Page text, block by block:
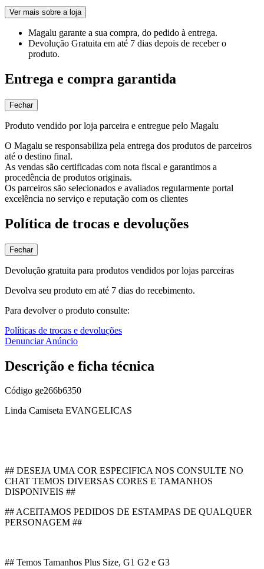
Ver mais sobre a loja
Magalu garante a sua compra, do pedido à entrega.
Devolução Gratuita em até 7 dias depois de receber o
produto.
Entrega e compra garantida
Fechar
Produto vendido por loja parceira e entregue pelo Magalu
O Magalu se responsabiliza pela entrega dos produtos de parceiros
até o destino final.
As vendas são certificadas com nota fiscal e garantimos a
procedência de produtos originais.
Os parceiros são selecionados e avaliados regularmente portal
excelência no serviço e reputação com os clientes
Política de trocas e devoluções
Fechar
Devolução gratuita para produtos vendidos por lojas parceiras
Devolva seu produto em até 7 dias do recebimento.
Para devolver o produto consulte:
Políticas de trocas e devoluções
Denunciar Anúncio
Descrição e ficha técnica
Código ge266b6350
Linda Camiseta EVANGELICAS
## DESEJA UMA COR ESPECIFICA NOS CONSULTE NO
CHAT TEMOS DIVERSAS CORES E TAMANHOS
DISPONIVEIS ##
## ACEITAMOS PEDIDOS DE ESTAMPAS DE QUALQUER
PERSONAGEM ##
## Temos Tamanhos Plus Size, G1 G2 e G3